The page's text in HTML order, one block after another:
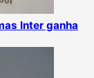
Inter ganha